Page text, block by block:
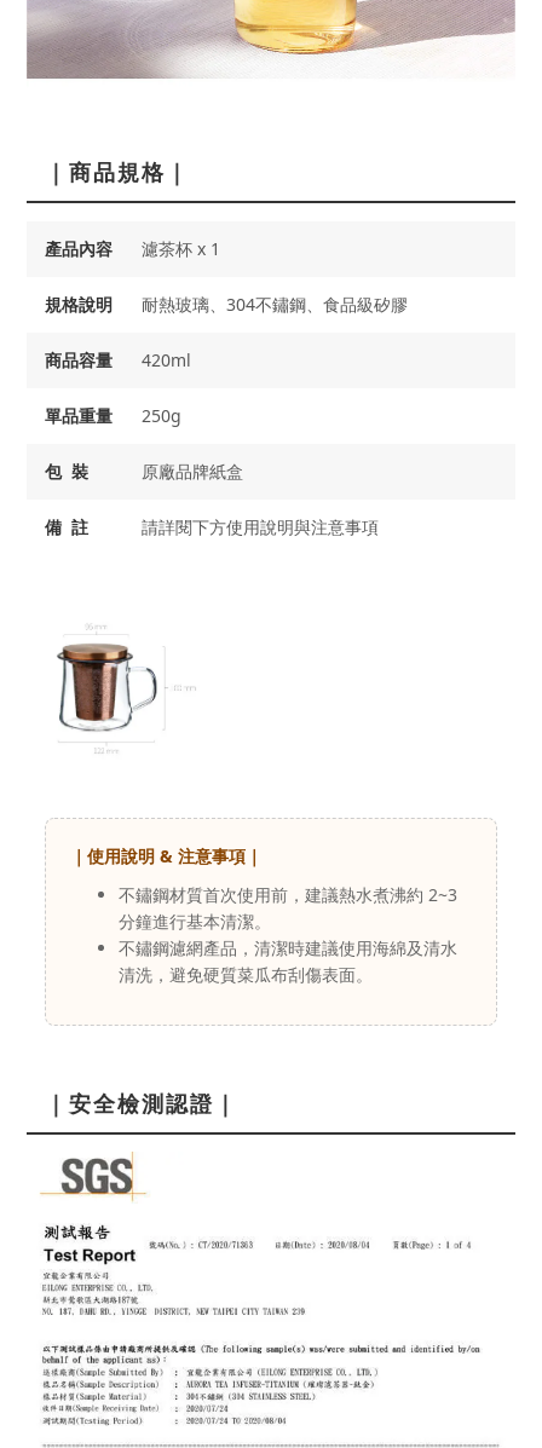
｜商品規格｜
產品內容 濾茶杯 x 1
規格說明 耐熱玻璃、304不鏽鋼、食品級矽膠
商品容量 420ml
單品重量 250g
包 裝 原廠品牌紙盒
備 註 請詳閱下方使用說明與注意事項
｜使用說明 & 注意事項｜
不鏽鋼材質首次使用前，建議熱水煮沸約 2~3
分鐘進行基本清潔。
不鏽鋼濾網產品，清潔時建議使用海綿及清水
清洗，避免硬質菜瓜布刮傷表面。
｜安全檢測認證｜